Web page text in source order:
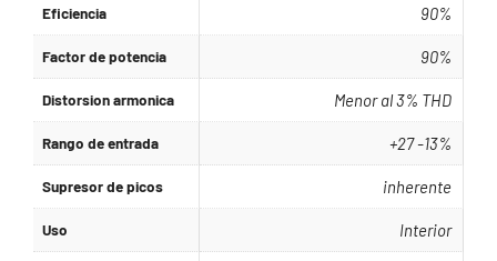
Eficiencia 90%
Factor de potencia 90%
Distorsion armonica Menor al 3% THD
Rango de entrada +27 -13%
Supresor de picos inherente
Uso Interior